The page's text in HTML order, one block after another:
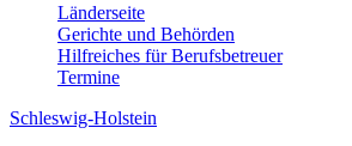
Länderseite
Gerichte und Behörden
Hilfreiches für Berufsbetreuer
Termine
Schleswig-Holstein